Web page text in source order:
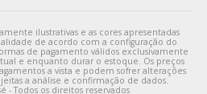
ilustrativas e as cores apresentadas
de acordo com a configuração do
de pagamento válidos exclusivamente
e enquanto durar o estoque. Os preços
a vista e podem sofrer alterações
a análise e confirmação de dados.
- Todos os direitos reservados